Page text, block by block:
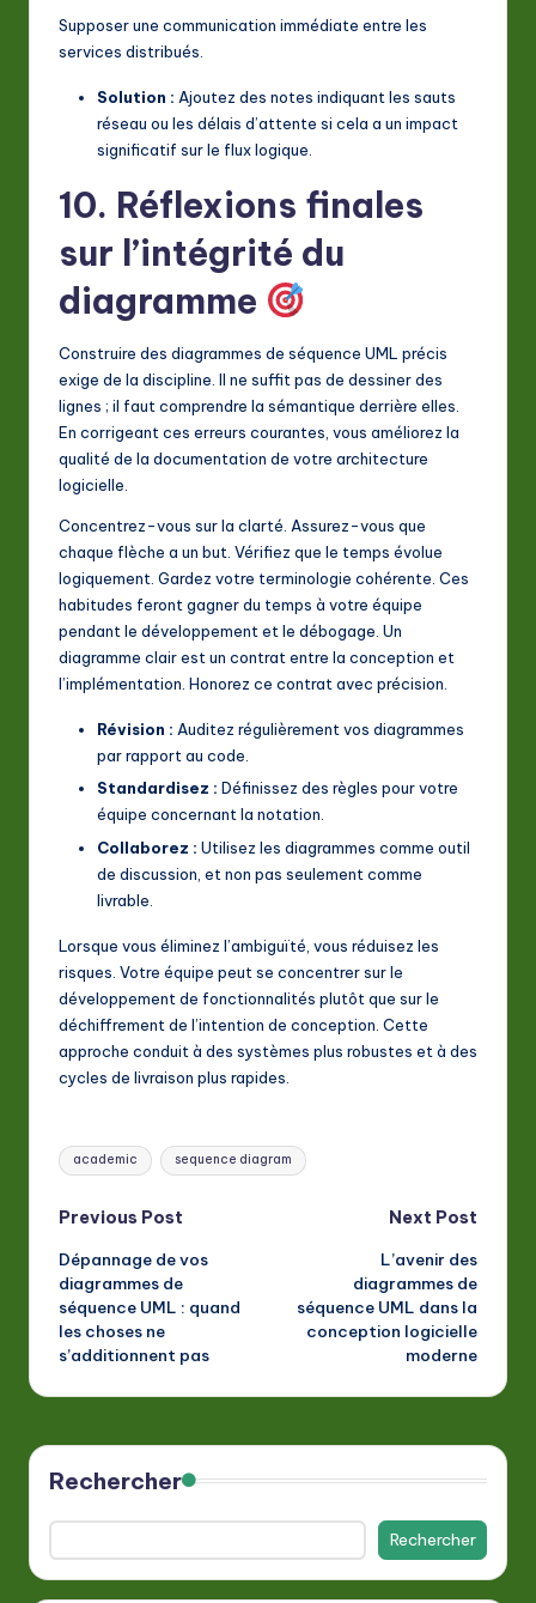
Supposer une communication immédiate entre les
services distribués.
Solution : Ajoutez des notes indiquant les sauts
réseau ou les délais d’attente si cela a un impact
significatif sur le flux logique.
10. Réflexions finales
sur l’intégrité du
diagramme
Construire des diagrammes de séquence UML précis
exige de la discipline. Il ne suffit pas de dessiner des
lignes ; il faut comprendre la sémantique derrière elles.
En corrigeant ces erreurs courantes, vous améliorez la
qualité de la documentation de votre architecture
logicielle.
Concentrez-vous sur la clarté. Assurez-vous que
chaque flèche a un but. Vérifiez que le temps évolue
logiquement. Gardez votre terminologie cohérente. Ces
habitudes feront gagner du temps à votre équipe
pendant le développement et le débogage. Un
diagramme clair est un contrat entre la conception et
l’implémentation. Honorez ce contrat avec précision.
Révision : Auditez régulièrement vos diagrammes
par rapport au code.
Standardisez : Définissez des règles pour votre
équipe concernant la notation.
Collaborez : Utilisez les diagrammes comme outil
de discussion, et non pas seulement comme
livrable.
Lorsque vous éliminez l’ambiguïté, vous réduisez les
risques. Votre équipe peut se concentrer sur le
développement de fonctionnalités plutôt que sur le
déchiffrement de l’intention de conception. Cette
approche conduit à des systèmes plus robustes et à des
cycles de livraison plus rapides.
Tags:
academic sequence diagram
Post
navigation
Previous Post
Dépannage de vos
diagrammes de
séquence UML : quand
les choses ne
s’additionnent pas
Next Post
L’avenir des
diagrammes de
séquence UML dans la
conception logicielle
moderne
Rechercher
Rechercher